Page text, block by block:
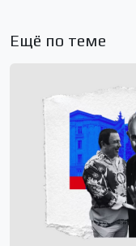
Ещё по теме